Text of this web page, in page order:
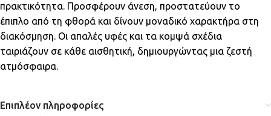
πρακτικότητα. Προσφέρουν άνεση, προστατεύουν το
έπιπλο από τη φθορά και δίνουν μοναδικό χαρακτήρα στη
διακόσμηση. Οι απαλές υφές και τα κομψά σχέδια
ταιριάζουν σε κάθε αισθητική, δημιουργώντας μια ζεστή
ατμόσφαιρα.
Επιπλέον πληροφορίες